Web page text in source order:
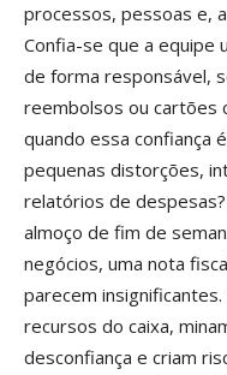
processos, pessoas e,
Confia-se que a equipe
de forma responsável,
reembolsos ou cartões
quando essa confiança
pequenas distorções,
relatórios de
almoço de fim de
negócios, uma nota
parecem
recursos do caixa,
desconfiança e criam